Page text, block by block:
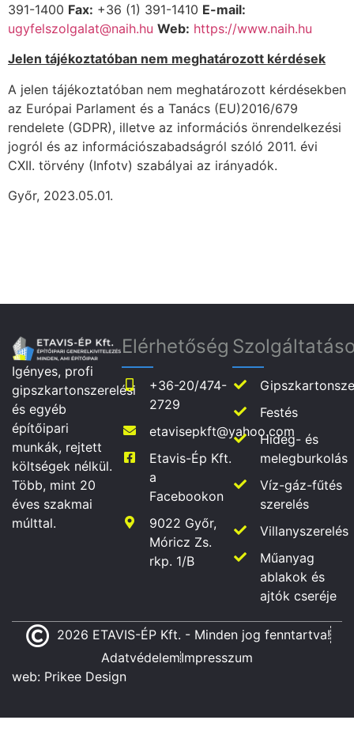
391-1400 Fax: +36 (1) 391-1410 E-mail:
ugyfelszolgalat@naih.hu Web: https://www.naih.hu
Jelen tájékoztatóban nem meghatározott kérdések
A jelen tájékoztatóban nem meghatározott kérdésekben
az Európai Parlament és a Tanács (EU)2016/679
rendelete (GDPR), illetve az információs önrendelkezési
jogról és az információszabadságról szóló 2011. évi
CXII. törvény (Infotv) szabályai az irányadók.
Győr, 2023.05.01.
Igényes, profi
gipszkartonszerelési
és egyéb
építőipari
munkák, rejtett
költségek nélkül.
Több, mint 20
éves szakmai
múlttal.
Elérhetőség
+36-20/474-
2729
etavisepkft@yahoo.com
Etavis-Ép Kft.
a
Facebookon
9022 Győr,
Móricz Zs.
rkp. 1/B
Festés
Hideg- és
melegburkolás
Víz-gáz-fűtés
szerelés
Villanyszerelés
Műanyag
ablakok és
ajtók cseréje
2026 ETAVIS-ÉP Kft. - Minden jog fenntartva!
AdatvédelemImpresszum
web: Prikee Design